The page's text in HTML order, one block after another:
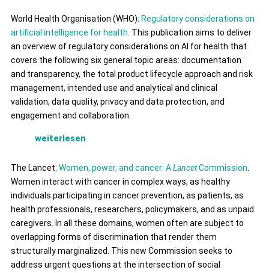
World Health Organisation (WHO): Regulatory considerations on
artificial intelligence for health . This publication aims to deliver
an overview of regulatory considerations on AI for health that
covers the following six general topic areas: documentation
and transparency, the total product lifecycle approach and risk
management, intended use and analytical and clinical
validation, data quality, privacy and data protection, and
engagement and collaboration.
weiterlesen
The Lancet: Women, power, and cancer: ALancetCommission
Women interact with cancer in complex ways, as healthy
individuals participating in cancer prevention, as patients, as
health professionals, researchers, policymakers, and as unpaid
caregivers. In all these domains, women often are subject to
overlapping forms of discrimination that render them
structurally marginalized. This new Commission seeks to
address urgent questions at the intersection of social